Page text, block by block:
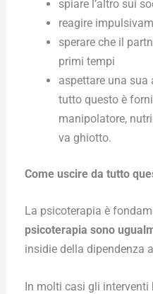
spiare l’altro sui
reagire
sperare che il
primi tempi
aspettare una
tutto questo è
manipolatore,
va ghiotto.
Come uscire da tutto
La psicoterapia è
psicoterapia sono
insidie della dipendenza
In molti casi gli interventi